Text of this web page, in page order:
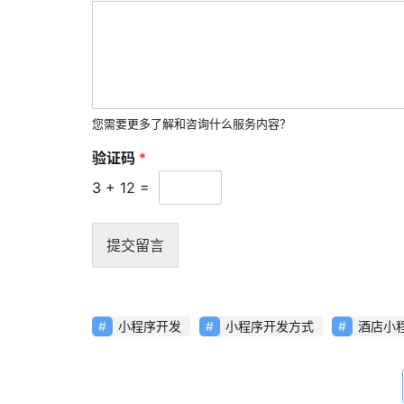
您需要更多了解和咨询什么服务内容？
验证码 *
3 + 12 =
提交留言
小程序开发 小程序开发方式 酒店小